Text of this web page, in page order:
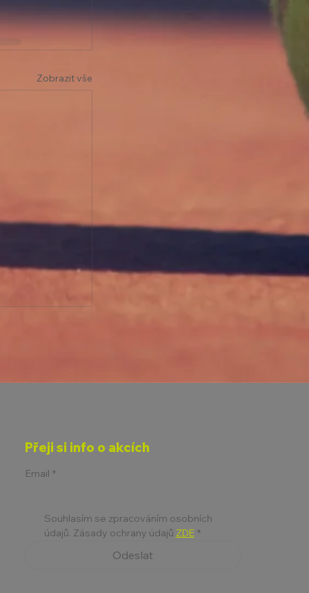
Zobrazit vše
Přeji si info o akcích
Email *
Souhlasím se zpracováním osobních
údajů. Zásady ochrany údajů ZDE *
Odeslat